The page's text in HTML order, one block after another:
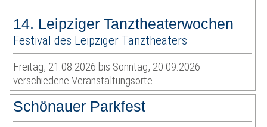
14. Leipziger Tanztheaterwochen
Festival des Leipziger Tanztheaters
Freitag, 21.08.2026 bis Sonntag, 20.09.2026
verschiedene Veranstaltungsorte
Schönauer Parkfest